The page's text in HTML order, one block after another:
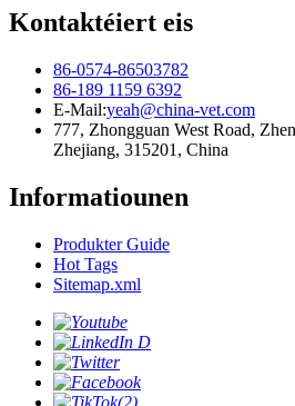
Kontaktéiert eis
86-0574-86503782
86-189 1159 6392
E-Mail:yeah@china-vet.com
777, Zhongguan West Road,
Zhejiang, 315201, China
Informatiounen
Produkter Guide
Hot Tags
Sitemap.xml